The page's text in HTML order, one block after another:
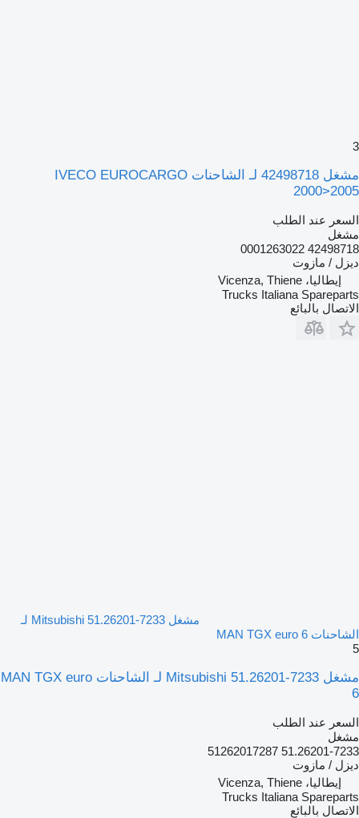
3
مشغل 42498718 لـ الشاحنات IVECO EUROCARGO
2000>2005
السعر عند الطلب
مشغل
42498718 0001263022
ديزل / مازوت
إيطاليا، Vicenza, Thiene
Trucks Italiana Spareparts
الاتصال بالبائع
مشغل Mitsubishi 51.26201-7233 لـ
الشاحنات MAN TGX euro 6
5
مشغل Mitsubishi 51.26201-7233 لـ الشاحنات MAN TGX euro
6
السعر عند الطلب
مشغل
51.26201-7233 51262017287
ديزل / مازوت
إيطاليا، Vicenza, Thiene
Trucks Italiana Spareparts
الاتصال بالبائع